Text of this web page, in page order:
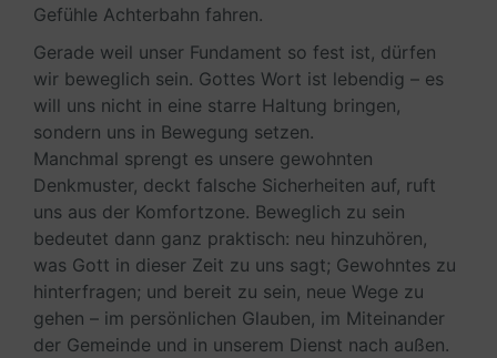
Gefühle Achterbahn fahren.
Gerade weil unser Fundament so fest ist, dürfen
wir beweglich sein. Gottes Wort ist lebendig – es
will uns nicht in eine starre Haltung bringen,
sondern uns in Bewegung setzen.
Manchmal sprengt es unsere gewohnten
Denkmuster, deckt falsche Sicherheiten auf, ruft
uns aus der Komfortzone. Beweglich zu sein
bedeutet dann ganz praktisch: neu hinzuhören,
was Gott in dieser Zeit zu uns sagt; Gewohntes zu
hinterfragen; und bereit zu sein, neue Wege zu
gehen – im persönlichen Glauben, im Miteinander
der Gemeinde und in unserem Dienst nach außen.